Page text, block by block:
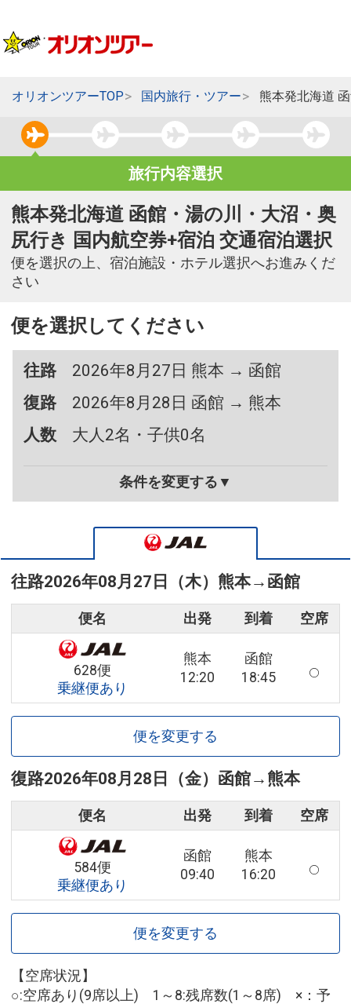
オリオンツアーTOP 国内旅行・ツアー 熊本発北海道
旅行内容選択
熊本発北海道 函館・湯の川・大沼・奥
尻行き 国内航空券+宿泊 交通宿泊選択
便を選択の上、宿泊施設・ホテル選択へお進みくだ
さい
便を選択してください
往路
2026年8月27日 熊本 → 函館
復路
2026年8月28日 函館 → 熊本
人数
大人2名・子供0名
条件を変更する▼
往路2026年08月27日（木） 熊本→ 函館
便名 出発 到着 空席
628便
乗継便あり
熊本
12:20
函館
18:45
便を変更する
復路2026年08月28日（金） 函館→ 熊本
便名 出発 到着 空席
584便
乗継便あり
函館
09:40
熊本
16:20
便を変更する
【空席状況】
○:空席あり(9席以上) 1～8:残席数(1～8席) ×：予